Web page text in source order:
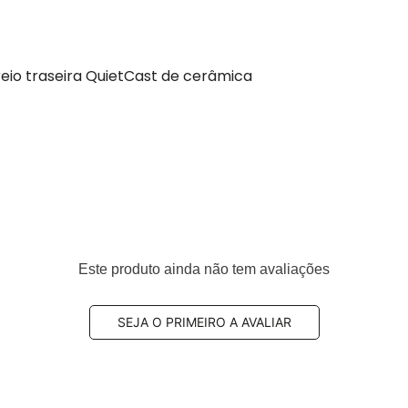
traseira QuietCast de cerâmica
A0064204020, A0064204120, A0064206820,
Este produto ainda não tem avaliações
SEJA O PRIMEIRO A AVALIAR